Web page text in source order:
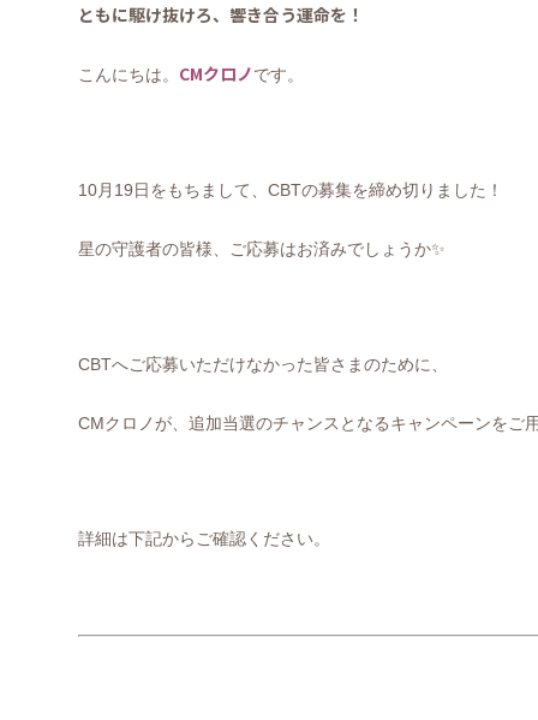
ともに駆け抜けろ、響き合う運命を！
こんにちは。 CMクロノです。
10月 19日をもちまして、 CBTの募集を締め切りました！
星の守護者の皆様、ご応募はお済みでしょうか✨
CBTへご応募いただけなかった皆さまのために、
CMクロノが、追加当選のチャンスとなるキャンペーンをご
詳細は下記からご確認ください。